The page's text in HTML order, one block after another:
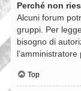
Perché non
Alcuni forum
gruppi. Per
bisogno di
Top